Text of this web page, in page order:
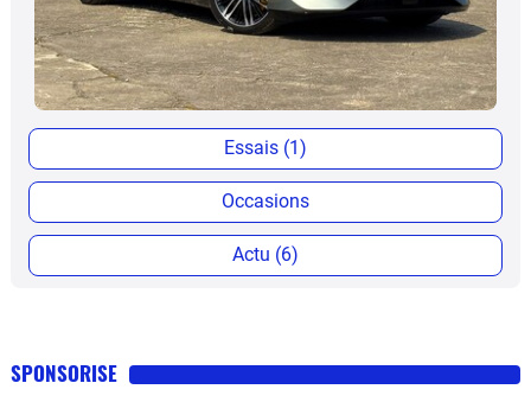
Essais (1)
Occasions
Actu (6)
SPONSORISE